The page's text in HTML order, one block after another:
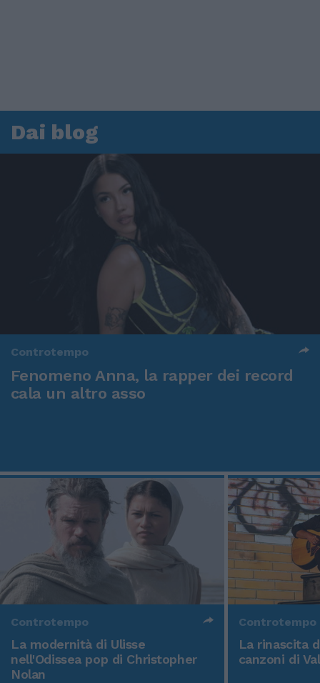
Dai blog
Controtempo
Fenomeno Anna, la rapper dei record
cala un altro asso
Controtempo
La modernità di Ulisse
nell'Odissea pop di Christopher
Nolan
Controtempo
La rinascita
canzoni di